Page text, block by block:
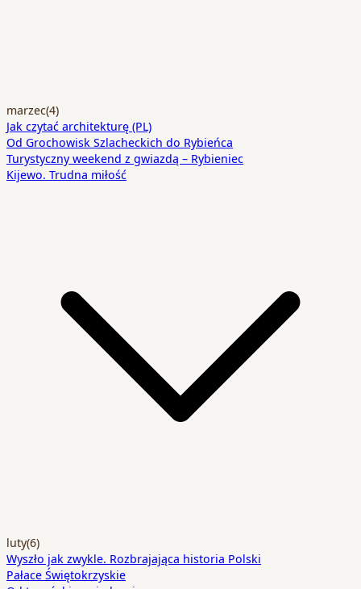
marzec(4)
Jak czytać architekturę (PL)
Od Grochowisk Szlacheckich do Rybieńca
Turystyczny weekend z gwiazdą – Rybieniec
Kijewo. Trudna miłość
luty(6)
Wyszło jak zwykle. Rozbrajająca historia Polski
Pałace Świętokrzyskie